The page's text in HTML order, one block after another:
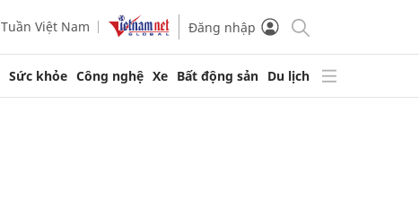
Tuần Việt Nam Đăng nhập
Sức khỏe Công nghệ Xe Bất động sản Du lịch